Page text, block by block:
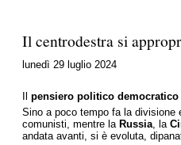
Il centrodestra si
lunedì 29 luglio 2024
pensiero politico
Sino a poco tempo fa la divisione
comunisti, mentre la Russia, la
andata avanti, si è evoluta,